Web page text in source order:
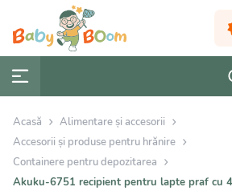
Acasă
Alimentare și accesorii
Accesorii și produse pentru hrănire
Containere pentru depozitarea
Akuku-6751 recipient pentru lapte praf cu